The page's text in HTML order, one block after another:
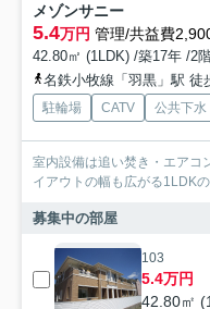
メゾンサニー
5.4万円 管理/共益費
42.80㎡ (1LDK) /築17年 /2
名鉄小牧線「羽黒」駅 徒
駐輪場 CATV 公共下水
室内設備は追い焚き・エアコ
イアウトの幅も広がる1LDK
募集中の部屋
103
5.4万円
42.80㎡